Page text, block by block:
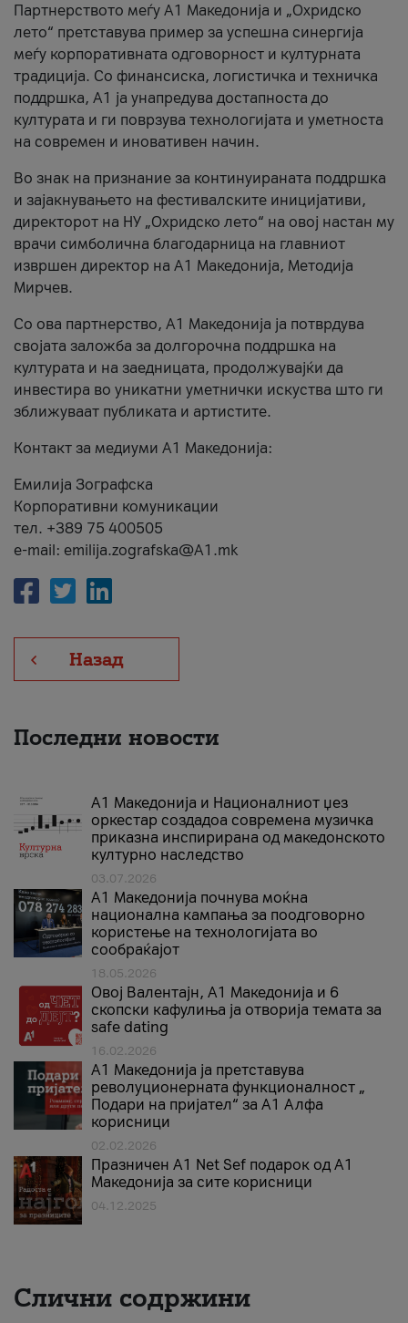
Партнерството меѓу A1 Македонија и „Охридско
лето“ претставува пример за успешна синергија
меѓу корпоративната одговорност и културната
традиција. Со финансиска, логистичка и техничка
поддршка, A1 ја унапредува достапноста до
културата и ги поврзува технологијата и уметноста
на современ и иновативен начин.
Во знак на признание за континуираната поддршка
и зајакнувањето на фестивалските иницијативи,
директорот на НУ „Охридско лето“ на овој настан му
врачи симболична благодарница на главниот
извршен директор на A1 Македонија, Методија
Мирчев.
Со ова партнерство, A1 Македонија ја потврдува
својата заложба за долгорочна поддршка на
културата и на заедницата, продолжувајќи да
инвестира во уникатни уметнички искуства што ги
зближуваат публиката и артистите.
Контакт за медиуми А1 Македонија:
Емилија Зографска
Корпоративни комуникации
тел. +389 75 400505
e-mail: emilija.zografska@A1.mk
Назад
Последни новости
А1 Македонија и Националниот џез
оркестар создадоа современа музичка
приказна инспирирана од македонското
културно наследство
03.07.2026
A1 Македонија почнува моќна
национална кампања за поодговорно
користење на технологијата во
сообраќајот
18.05.2026
Овој Валентајн, A1 Македонија и 6
скопски кафулиња ја отворија темата за
safe dating
16.02.2026
А1 Македонија ја претставува
револуционерната функционалност „
Подари на пријател“ за А1 Алфа
корисници
02.02.2026
Празничен A1 Net Sеf подарок од А1
Македонија за сите корисници
04.12.2025
Слични содржини